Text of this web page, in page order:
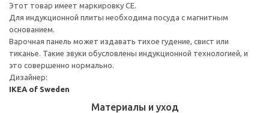
Этот товар имеет маркировку CE.
Для индукционной плиты необходима посуда с магнитным
основанием.
Варочная панель может издавать тихое гудение, свист или
тиканье. Такие звуки обусловлены индукционной технологией, и
это совершенно нормально.
Дизайнер:
IKEA of Sweden
Материалы и уход